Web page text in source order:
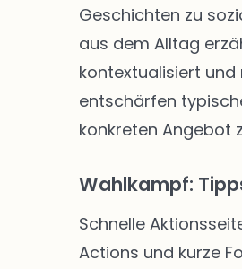
Geschichten zu
aus dem Alltag
kontextualisiert und
entschärfen
konkreten Angebot
Wahlkampf:
Schnelle
Actions und kurze